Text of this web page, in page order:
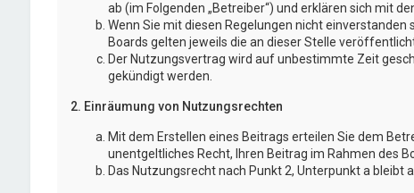
ab (im Folgenden „Betreiber“) und erklären sich mit
Wenn Sie mit diesen Regelungen nicht
Boards gelten jeweils die an dieser Stelle
Der Nutzungsvertrag wird auf unbestimmte Zeit
gekündigt werden.
2. Einräumung von Nutzungsrechten
Mit dem Erstellen eines Beitrags erteilen Sie dem
unentgeltliches Recht, Ihren Beitrag im Rahmen des
Das Nutzungsrecht nach Punkt 2, Unterpunkt a bleibt